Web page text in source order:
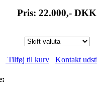
Pris: 22.000,- DKK
Tilføj til kurv Kontakt